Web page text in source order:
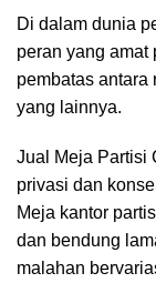
Di dalam dunia
peran yang amat
pembatas antara
yang lainnya.
Jual Meja Partisi
privasi dan
Meja kantor
dan bendung
malahan